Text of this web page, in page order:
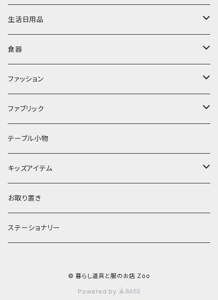
ミラー
ぬいぐるみ
時計
フラワーベース
ランプ
水筒・マグ
カトラリー
食器
その他
生活日用品
タオル・ハンカチ
キッチンクロス
その他
食器
コップ・マグカップ
プレート
ボウル
お茶碗
汁椀・丼ぶり
ファッション
バッグ
エプロン
財布・ポーチ
雨傘・日傘
靴・くつした
ファブリック
タオル
クッションカバー
スローケット
テーブル小物
キッズアイテム
靴
スタイ・エプロン
お取り置き
ステーショナリー
© 暮らし道具と服のお店 Zoo
Powered by